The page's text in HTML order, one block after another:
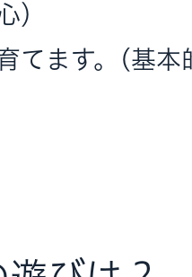
）
てます。(基本